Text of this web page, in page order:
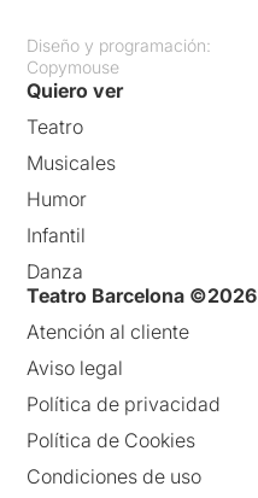
Diseño y programación:
Copymouse
Quiero ver
Teatro
Musicales
Humor
Infantil
Danza
Teatro Barcelona ©2026
Atención al cliente
Aviso legal
Política de privacidad
Política de Cookies
Condiciones de uso